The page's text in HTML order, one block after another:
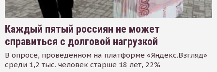
Каждый пятый россиян не может
справиться с долговой нагрузкой
В опросе, проведенном на платформе «Яндекс.Взгляд»
среди 1,2 тыс. человек старше 18 лет, 22%